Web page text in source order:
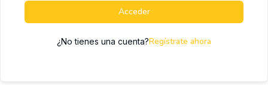
Acceder
¿No tienes una cuenta?Regístrate ahora